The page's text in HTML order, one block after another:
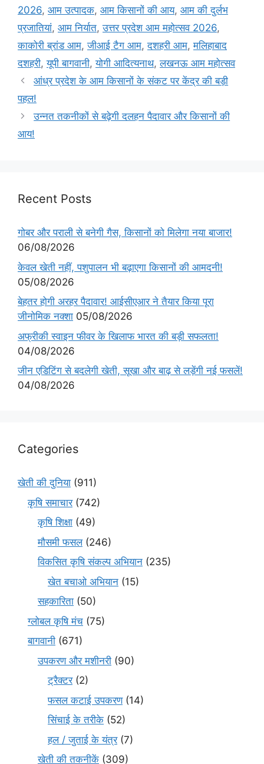
2026, आम उत्पादक, आम किसानों की आय, आम की दुर्लभ
प्रजातियां, आम निर्यात,उत्तर प्रदेश आम महोत्सव 2026,
काकोरी ब्रांड आम,जीआई टैग आम,दशहरी आम,मलिहाबाद
दशहरी,यूपी बागवानी,योगी आदित्यनाथ,लखनऊ आम महोत्सव
आंध्र प्रदेश के आम किसानों के संकट पर केंद्र की बड़ी
पहल!
उन्नत तकनीकों से बढ़ेगी दलहन पैदावार और किसानों की
आय!
Recent Posts
गोबर और पराली से बनेगी गैस, किसानों को मिलेगा नया बाजार!
06/08/2026
केवल खेती नहीं, पशुपालन भी बढ़ाएगा किसानों की आमदनी!
05/08/2026
बेहतर होगी अरहर पैदावार! आईसीएआर ने तैयार किया पूरा
जीनोमिक नक्शा 05/08/2026
अफ्रीकी स्वाइन फीवर के खिलाफ भारत की बड़ी सफलता!
04/08/2026
जीन एडिटिंग से बदलेगी खेती, सूखा और बाढ़ से लड़ेंगी नई फसलें!
04/08/2026
Categories
खेती की दुनिया (911)
कृषि समाचार(742)
कृषि शिक्षा (49)
मौसमी फसल(246)
विकसित कृषि संकल्प अभियान (235)
खेत बचाओ अभियान (15)
सहकारिता (50)
ग्लोबल कृषि मंच (75)
बागवानी (671)
उपकरण और मशीनरी (90)
ट्रैक्टर(2)
फसल कटाई उपकरण(14)
सिंचाई के तरीके (52)
हल / जुताई के यंत्र(7)
खेती की तकनीकें (309)